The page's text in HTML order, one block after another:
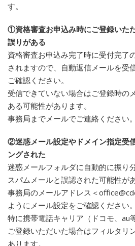
す。
①資格審査お申込み時にご登録いた
誤りがある
資格審査お申込み完了時に受付完了
されますので、自動返信メールを受
ご確認ください。
受信できていない場合はご登録時の
ある可能性があります。
事務局までメールでご連絡ください。
②迷惑メール設定やドメイン指定受
ングされた
迷惑メールフォルダに自動的に振り
スパムメールと誤認された可能性が
事務局のメールアドレス＜
ようにメール設定をご確認ください。
特に携帯電話キャリア（ドコモ、au
ご登録いただいた場合はフィルタリ
あります。